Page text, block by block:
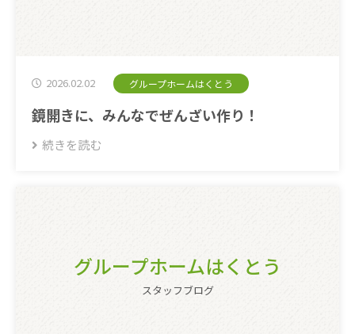
2026.02.02 グループホームはくとう
鏡開きに、みんなでぜんざい作り！
続きを読む
グループホームはくとう
スタッフブログ